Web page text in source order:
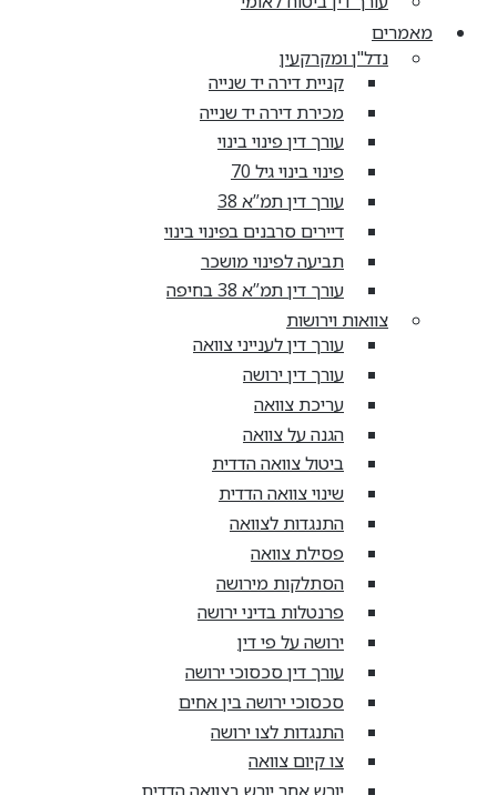
מאמרים
נדל"ן ומקרקעין
קניית דירה יד שנייה
מכירת דירה יד שנייה
עורך דין פינוי בינוי
פינוי בינוי גיל 70
עורך דין תמ”א 38
דיירים סרבנים בפינוי בינוי
תביעה לפינוי מושכר
עורך דין תמ”א 38 בחיפה
צוואות וירושות
עורך דין לענייני צוואה
עורך דין ירושה
עריכת צוואה
הגנה על צוואה
ביטול צוואה הדדית
שינוי צוואה הדדית
התנגדות לצוואה
פסילת צוואה
הסתלקות מירושה
פרנטלות בדיני ירושה
ירושה על פי דין
עורך דין סכסוכי ירושה
סכסוכי ירושה בין אחים
התנגדות לצו ירושה
צו קיום צוואה